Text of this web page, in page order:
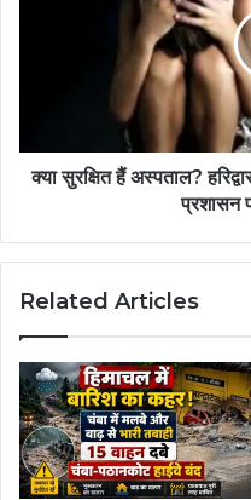
क्या सुरक्षित हैं अस्पताल?
प्रशासन
Related Articles